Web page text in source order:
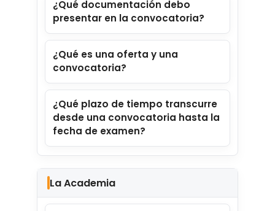
¿Qué documentación debo
presentar en la convocatoria?
¿Qué es una oferta y una
convocatoria?
¿Qué plazo de tiempo transcurre
desde una convocatoria hasta la
fecha de examen?
La Academia